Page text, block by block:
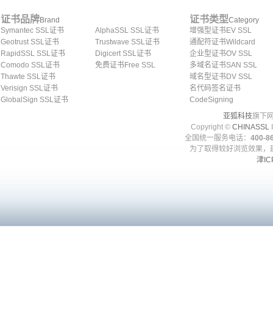
证书品牌Brand
Symantec SSL证书
Geotrust SSL证书
RapidSSL SSL证书
Comodo SSL证书
Thawte SSL证书
Verisign SSL证书
GlobalSign SSL证书
AlphaSSL SSL证书
Trustwave SSL证书
Digicert SSL证书
免费证书Free SSL
证书类型Category
增强型证书EV SSL
通配符证书Wildcard
企业型证书OV SSL
多域名证书SAN SSL
域名型证书DV SSL
名代码签名证书
CodeSigning
亚狐科技旗下
Copyright © CHINASSL
全国统一服务电话： 400-
为了取得较好浏览效果
津